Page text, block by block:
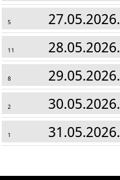
5 27.05.2026.
11 28.05.2026.
8 29.05.2026.
2 30.05.2026.
1 31.05.2026.